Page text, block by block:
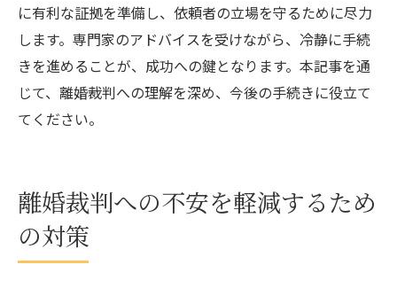
に有利な証拠を準備し、依頼者の立場を守るために尽力
します。専門家のアドバイスを受けながら、冷静に手続
きを進めることが、成功への鍵となります。本記事を通
じて、離婚裁判への理解を深め、今後の手続きに役立て
てください。
離婚裁判への不安を軽減するため
の対策